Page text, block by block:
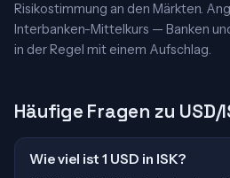
Risikostimmung an den Märkten.
Interbanken-Mittelkurs — Banken
in der Regel mit einem Aufschlag.
Häufige Fragen zu USD/
Wie viel ist 1 USD in ISK?